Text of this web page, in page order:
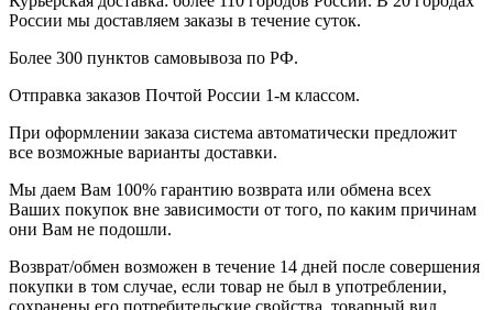
России мы доставляем заказы в течение суток.
Более 300 пунктов самовывоза по РФ.
Отправка заказов Почтой России 1-м классом.
При оформлении заказа система автоматически предложит
все возможные варианты доставки.
Мы даем Вам 100% гарантию возврата или обмена всех
Ваших покупок вне зависимости от того, по каким причинам
они Вам не подошли.
Возврат/обмен возможен в течение 14 дней после совершения
покупки в том случае, если товар не был в употреблении,